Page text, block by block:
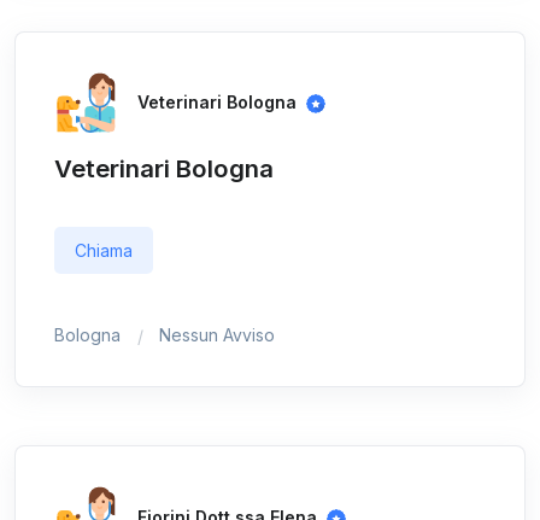
Veterinari Bologna
Veterinari Bologna
Chiama
Bologna Nessun Avviso